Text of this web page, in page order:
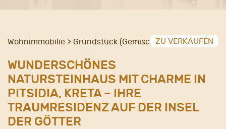
Wohnimmobilie > Grundstück (Gemischt)ZU VERKAUFEN
WUNDERSCHÖNES
NATURSTEINHAUS MIT CHARME IN
PITSIDIA, KRETA – IHRE
TRAUMRESIDENZ AUF DER INSEL
DER GÖTTER